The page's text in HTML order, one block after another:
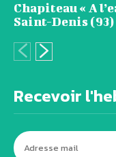
Chapiteau « A
Saint-Denis (93)
Recevoir